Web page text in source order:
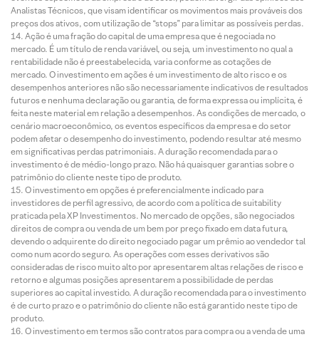
Analistas Técnicos, que visam identificar os movimentos mais prováveis dos
preços dos ativos, com utilização de “stops” para limitar as possíveis perdas.
Ação é uma fração do capital de uma empresa que é negociada no
mercado. É um título de renda variável, ou seja, um investimento no qual a
rentabilidade não é preestabelecida, varia conforme as cotações de
mercado. O investimento em ações é um investimento de alto risco e os
desempenhos anteriores não são necessariamente indicativos de resultados
futuros e nenhuma declaração ou garantia, de forma expressa ou implícita, é
feita neste material em relação a desempenhos. As condições de mercado, o
cenário macroeconômico, os eventos específicos da empresa e do setor
podem afetar o desempenho do investimento, podendo resultar até mesmo
em significativas perdas patrimoniais. A duração recomendada para o
investimento é de médio-longo prazo. Não há quaisquer garantias sobre o
patrimônio do cliente neste tipo de produto.
O investimento em opções é preferencialmente indicado para
investidores de perfil agressivo, de acordo com a política de suitability
praticada pela XP Investimentos. No mercado de opções, são negociados
direitos de compra ou venda de um bem por preço fixado em data futura,
devendo o adquirente do direito negociado pagar um prêmio ao vendedor tal
como num acordo seguro. As operações com esses derivativos são
consideradas de risco muito alto por apresentarem altas relações de risco e
retorno e algumas posições apresentarem a possibilidade de perdas
superiores ao capital investido. A duração recomendada para o investimento
é de curto prazo e o patrimônio do cliente não está garantido neste tipo de
produto.
O investimento em termos são contratos para compra ou a venda de uma